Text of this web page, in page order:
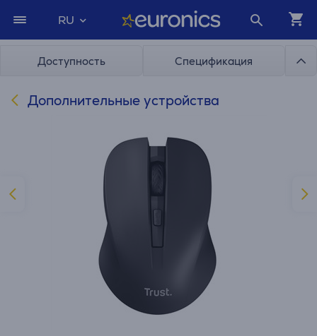
RU
Доступность Спецификация
Дополнительные устройства